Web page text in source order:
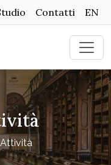
Contatti EN